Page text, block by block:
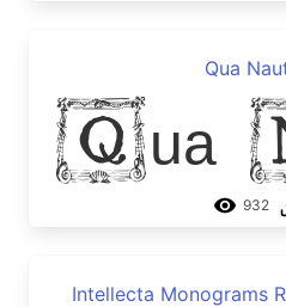
Qua
Qua
932
Intellecta Monograms